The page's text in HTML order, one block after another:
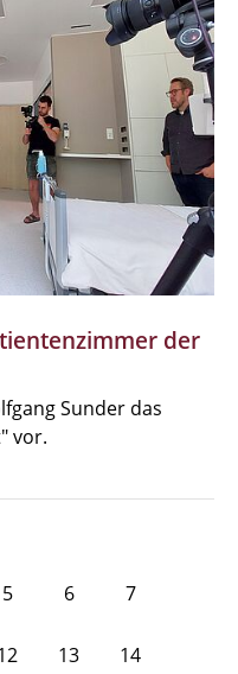
der
Sunder das
vor.
5 6 7
13 14